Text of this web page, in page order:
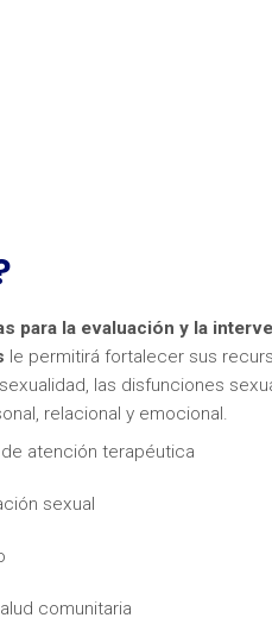
para la evaluación y la
le permitirá fortalecer sus
las disfunciones
relacional y emocional.
atención terapéutica
sexual
comunitaria